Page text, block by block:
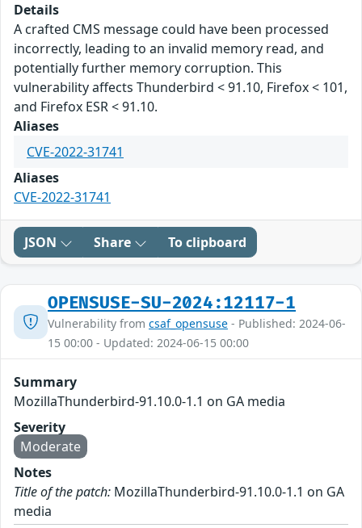
Details
A crafted CMS message could have been processed
incorrectly, leading to an invalid memory read, and
potentially further memory corruption. This
vulnerability affects Thunderbird < 91.10, Firefox < 101,
and Firefox ESR < 91.10.
Aliases
CVE-2022-31741
Aliases
CVE-2022-31741
JSON Share To clipboard
OPENSUSE-SU-2024:12117-1
Vulnerability from csaf_opensuse - Published: 2024-06-
15 00:00 - Updated: 2024-06-15 00:00
Summary
MozillaThunderbird-91.10.0-1.1 on GA media
Severity
Moderate
Notes
Title of the patch: MozillaThunderbird-91.10.0-1.1 on GA
media